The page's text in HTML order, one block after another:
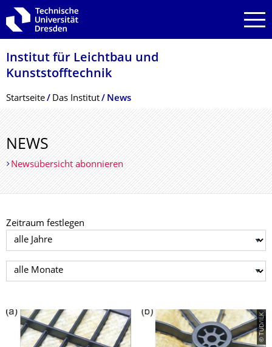
Zur Hauptnavigation springen
Zur Suche springen
Zum Inhalt springen
Institut für Leichtbau und
Kunststofftechnik
Breadcrumb-Menü
Startseite Das Institut News
NEWS
Newsübersicht abonnieren
Zeitraum festlegen
Jahr auswählen
Monat auswählen
© TUD/ILK